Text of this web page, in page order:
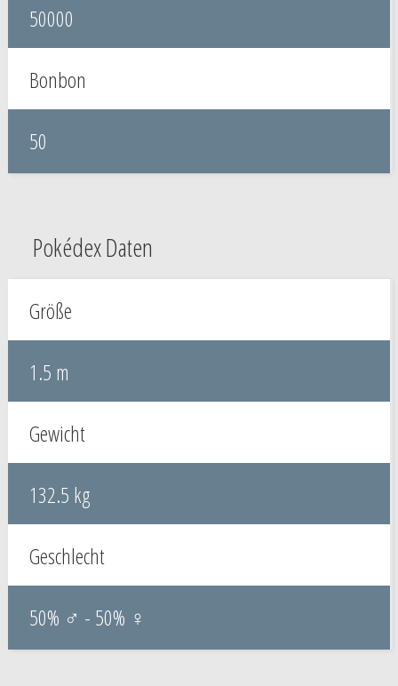
50000
Bonbon
50
Pokédex Daten
Größe
1.5 m
Gewicht
132.5 kg
Geschlecht
50% ♂ - 50% ♀